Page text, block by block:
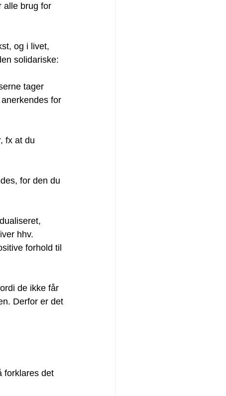
alle brug for
og i livet,
solidariske:
tager
for
fx at du
for den du
hhv.
forhold til
de ikke får
Derfor er det
forklares det